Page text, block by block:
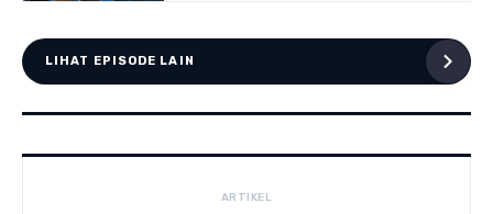
LIHAT EPISODE LAIN
ARTIKEL